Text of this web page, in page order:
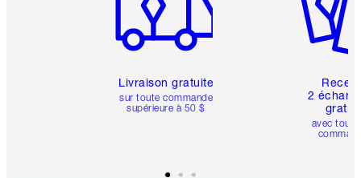
Livraison gratuite
sur toute commande
supérieure à 50 $
2
avec